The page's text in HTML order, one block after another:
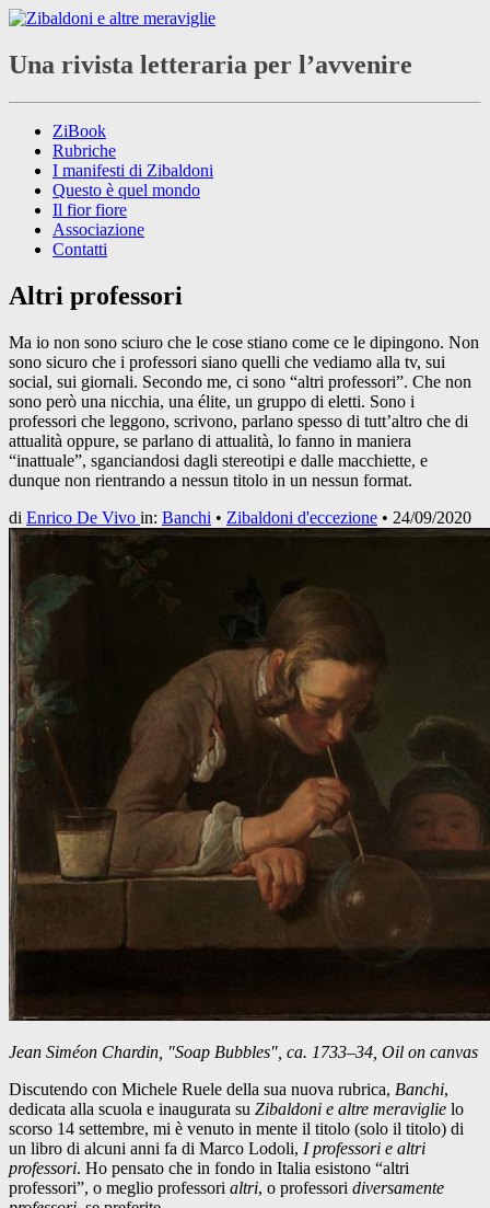
Una rivista letteraria per l’avvenire
ZiBook
Rubriche
I manifesti di Zibaldoni
Questo è quel mondo
Il fior fiore
Associazione
Contatti
Altri professori
Ma io non sono sciuro che le cose stiano come ce le dipingono. Non
sono sicuro che i professori siano quelli che vediamo alla tv, sui
social, sui giornali. Secondo me, ci sono “altri professori”. Che non
sono però una nicchia, una élite, un gruppo di eletti. Sono i
professori che leggono, scrivono, parlano spesso di tutt’altro che di
attualità oppure, se parlano di attualità, lo fanno in maniera
“inattuale”, sganciandosi dagli stereotipi e dalle macchiette, e
dunque non rientrando a nessun titolo in un nessun format.
di Enrico De Vivo in: Banchi • Zibaldoni d'eccezione • 24/09/2020
Jean Siméon Chardin, "Soap Bubbles", ca. 1733–34, Oil on canvas
Discutendo con Michele Ruele della sua nuova rubrica, Banchi,
dedicata alla scuola e inaugurata su Zibaldoni e altre meraviglie lo
scorso 14 settembre, mi è venuto in mente il titolo (solo il titolo) di
un libro di alcuni anni fa di Marco Lodoli, I professori e altri
professori. Ho pensato che in fondo in Italia esistono “altri
professori”, o meglio professori altri, o professori diversamente